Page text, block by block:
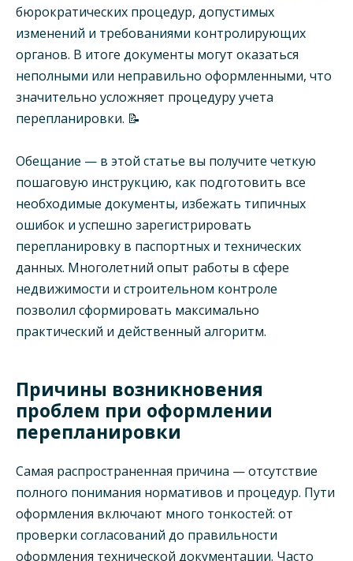
бюрократических процедур, допустимых
изменений и требованиями контролирующих
органов. В итоге документы могут оказаться
неполными или неправильно оформленными, что
значительно усложняет процедуру учета
перепланировки. 📝
Обещание — в этой статье вы получите четкую
пошаговую инструкцию, как подготовить все
необходимые документы, избежать типичных
ошибок и успешно зарегистрировать
перепланировку в паспортных и технических
данных. Многолетний опыт работы в сфере
недвижимости и строительном контроле
позволил сформировать максимально
практический и действенный алгоритм.
Причины возникновения
проблем при оформлении
перепланировки
Самая распространенная причина — отсутствие
полного понимания нормативов и процедур. Пути
оформления включают много тонкостей: от
проверки согласований до правильности
оформления технической документации. Часто